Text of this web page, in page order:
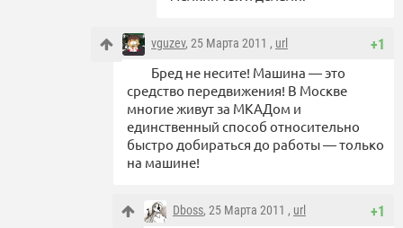
+1
vguzev, 25 Марта 2011 , url
Бред не несите! Машина — это
средство передвижения! В Москве
многие живут за МКАДом и
единственный способ относительно
быстро добираться до работы — только
на машине!
+1
Dboss, 25 Марта 2011 , url